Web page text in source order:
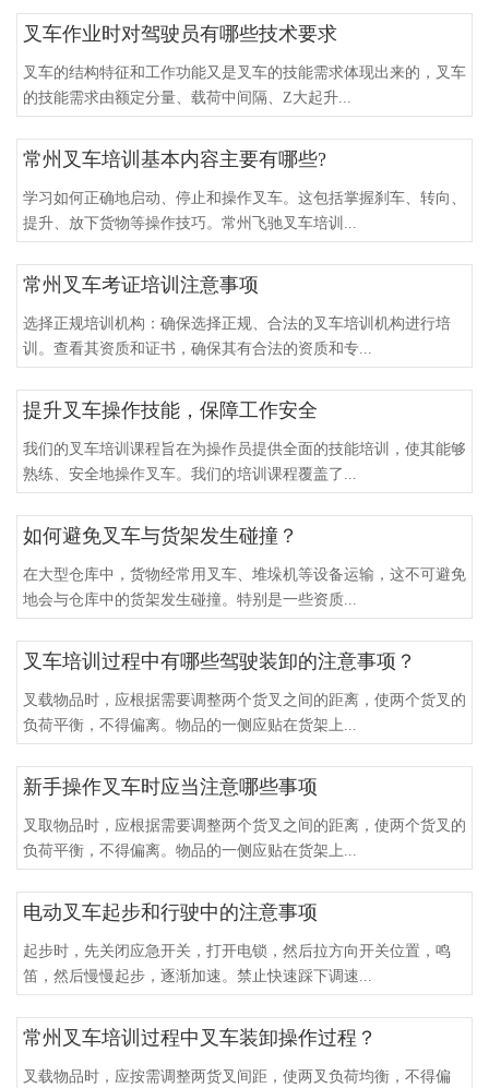
叉车作业时对驾驶员有哪些技术要求
叉车的结构特征和工作功能又是叉车的技能需求体现出来的，叉车
的技能需求由额定分量、载荷中间隔、Z大起升...
常州叉车培训基本内容主要有哪些?
学习如何正确地启动、停止和操作叉车。这包括掌握刹车、转向、
提升、放下货物等操作技巧。常州飞驰叉车培训...
常州叉车考证培训注意事项
选择正规培训机构：确保选择正规、合法的叉车培训机构进行培
训。查看其资质和证书，确保其有合法的资质和专...
提升叉车操作技能，保障工作安全
我们的叉车培训课程旨在为操作员提供全面的技能培训，使其能够
熟练、安全地操作叉车。我们的培训课程覆盖了...
如何避免叉车与货架发生碰撞？
在大型仓库中，货物经常用叉车、堆垛机等设备运输，这不可避免
地会与仓库中的货架发生碰撞。特别是一些资质...
叉车培训过程中有哪些驾驶装卸的注意事项？
叉载物品时，应根据需要调整两个货叉之间的距离，使两个货叉的
负荷平衡，不得偏离。物品的一侧应贴在货架上...
新手操作叉车时应当注意哪些事项
叉取物品时，应根据需要调整两个货叉之间的距离，使两个货叉的
负荷平衡，不得偏离。物品的一侧应贴在货架上...
电动叉车起步和行驶中的注意事项
起步时，先关闭应急开关，打开电锁，然后拉方向开关位置，鸣
笛，然后慢慢起步，逐渐加速。禁止快速踩下调速...
常州叉车培训过程中叉车装卸操作过程？
叉载物品时，应按需调整两货叉间距，使两叉负荷均衡，不得偏